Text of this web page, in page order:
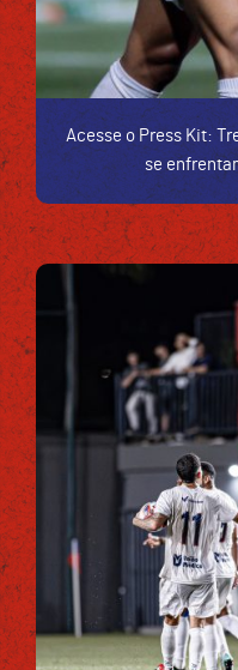
Acesse o Press Kit:
se